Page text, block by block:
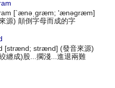
[`ænəˌgræm; 'ænəgræm]
源) 顛倒字母而成的字
[strænd; strænd] (發音來源)
纏成)股...擱淺...進退兩難